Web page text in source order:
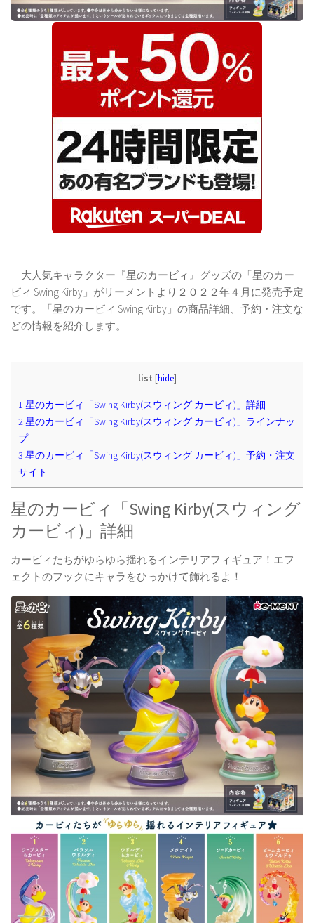
大人気キャラクター『星のカービィ』グッズの「星のカー
ビィ Swing Kirby」がリーメントより２０２２年４月に発売予定
です。「星のカービィ Swing Kirby」の商品詳細、予約・注文な
どの情報を紹介します。
list [hide]
1 星のカービィ「Swing Kirby(スウィング カービィ)」詳細
2星のカービィ「Swing Kirby(スウィング カービィ)」ラインナッ
プ
3 星のカービィ「Swing Kirby(スウィング カービィ)」予約・注文
サイト
星のカービィ「Swing Kirby(スウィング
カービィ)」詳細
カービィたちがゆらゆら揺れるインテリアフィギュア！エフ
ェクトのフックにキャラをひっかけて飾れるよ！